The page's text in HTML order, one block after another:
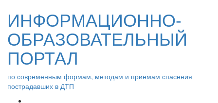
ИНФОРМАЦИОННО-
ОБРАЗОВАТЕЛЬНЫЙ
ПОРТАЛ
по современным формам, методам и приемам спасения
пострадавших в ДТП